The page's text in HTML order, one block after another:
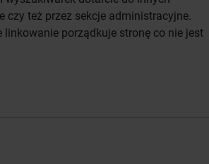
czy też przez sekcje administracyjne.
linkowanie porządkuje stronę co nie jest